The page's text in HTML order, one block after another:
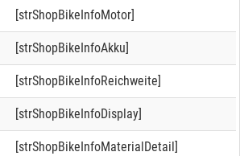
[strShopBikeInfoMotor]
[strShopBikeInfoAkku]
[strShopBikeInfoReichweite]
[strShopBikeInfoDisplay]
[strShopBikeInfoMaterialDetail]